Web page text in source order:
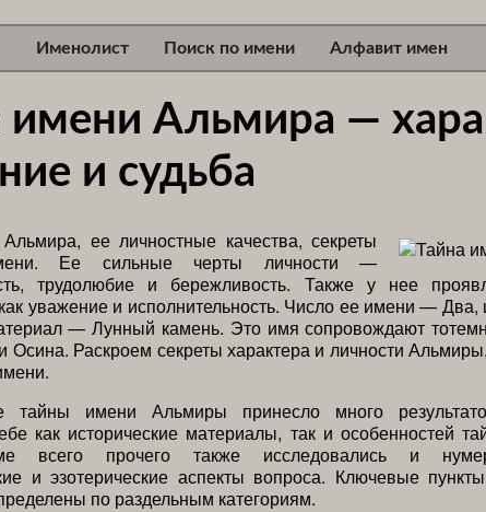
Именолист Поиск по имени Алфавит имен
имени Альмира —
и судьба
ее личностные качества, секреты
Ее сильные черты личности —
трудолюбие и бережливость. Также у нее
уважение и исполнительность. Число ее имени —
— Лунный камень. Это имя сопровождают
Осина. Раскроем секреты характера и личности
тайны имени Альмиры принесло много
как исторические материалы, так и особенностей
всего прочего также исследовались и
и эзотерические аспекты вопроса. Ключевые
по раздельным категориям.